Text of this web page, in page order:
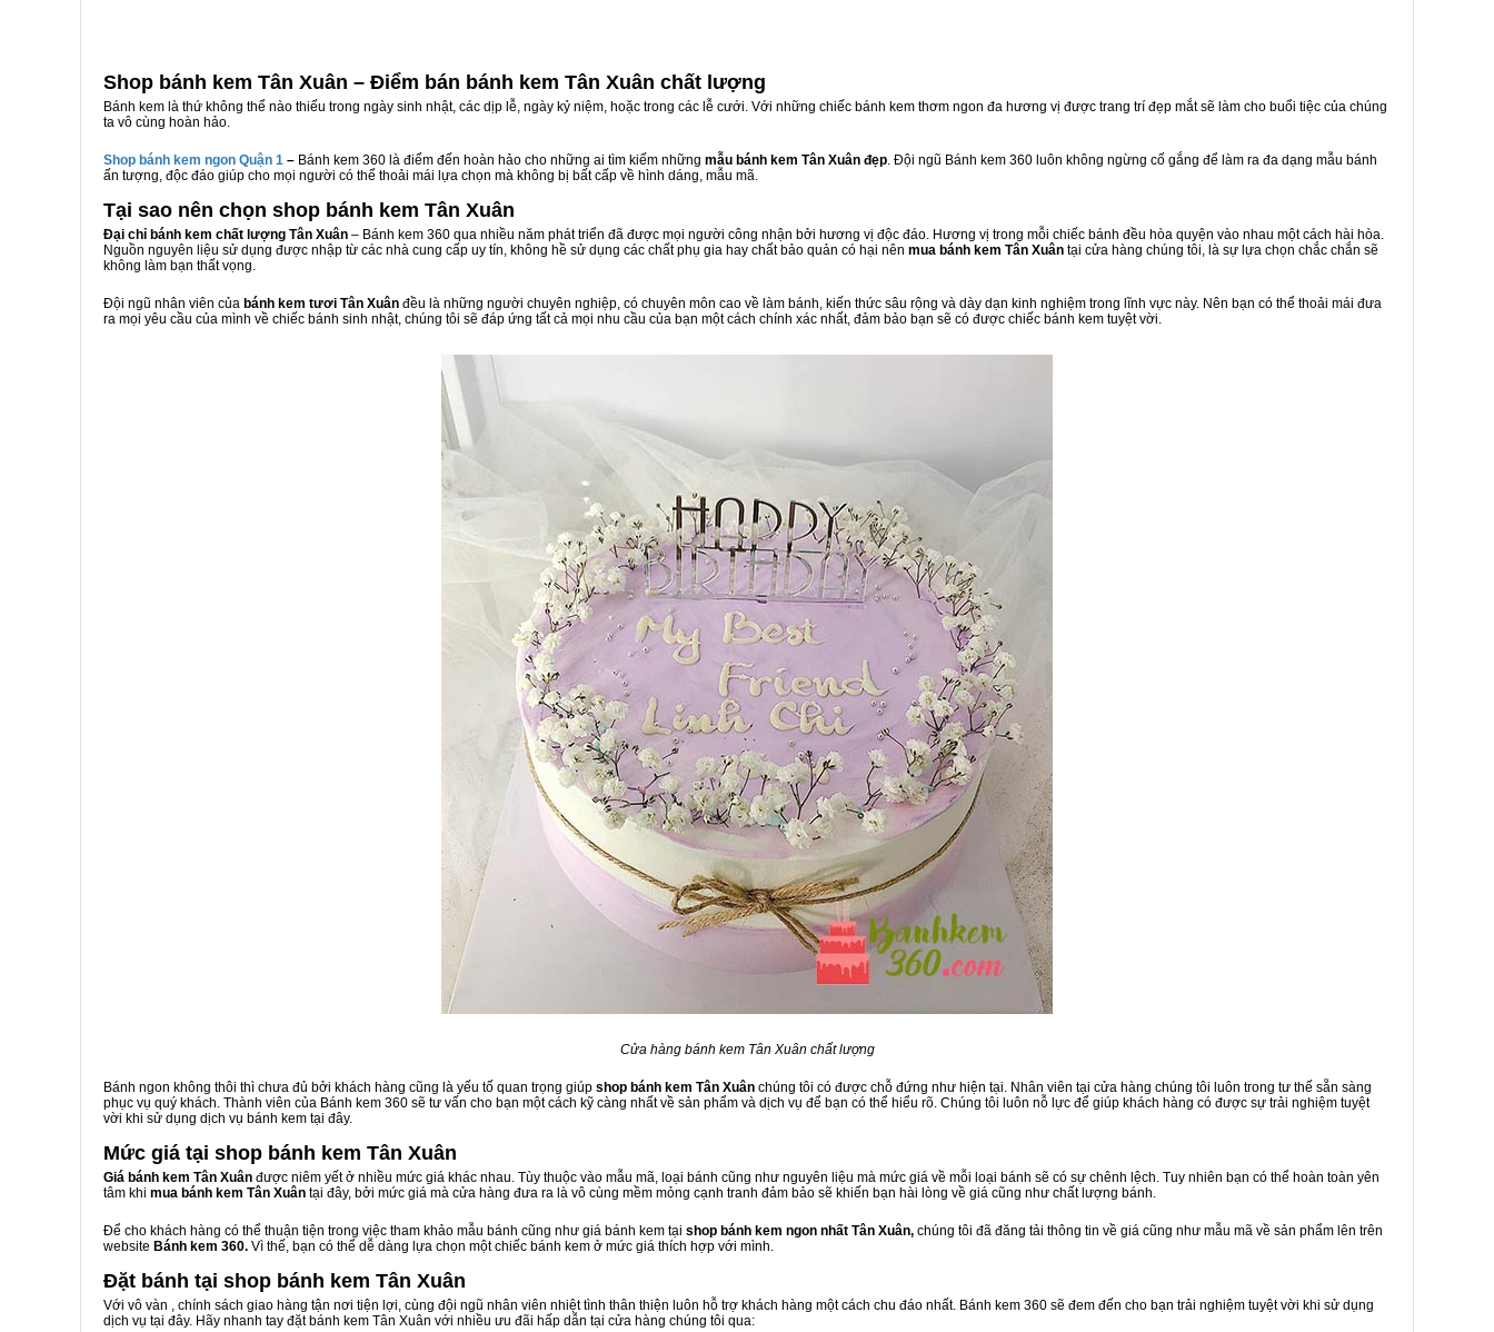
Shop bánh kem Tân Xuân – Điểm bán bánh kem Tân Xuân chất lượng
Bánh kem là thứ không thể nào thiếu trong ngày sinh nhật, các dịp lễ, ngày kỷ niệm, hoặc trong các lễ cưới. Với những chiếc bánh kem thơm ngon đa hương vị được trang trí đẹp mắt sẽ làm cho buổi tiệc của chúng
ta vô cùng hoàn hảo.
Shop bánh kem ngon Quận 1 – Bánh kem 360 là điểm đến hoàn hảo cho những ai tìm kiếm những mẫu bánh kem Tân Xuân đẹp. Đội ngũ Bánh kem 360 luôn không ngừng cố gắng để làm ra đa dạng mẫu bánh
ấn tượng, độc đáo giúp cho mọi người có thể thoải mái lựa chọn mà không bị bất cấp về hình dáng, mẫu mã.
Tại sao nên chọn shop bánh kem Tân Xuân
Đại chỉ bánh kem chất lượng Tân Xuân – Bánh kem 360 qua nhiều năm phát triển đã được mọi người công nhận bởi hương vị độc đáo. Hương vị trong mỗi chiếc bánh đều hòa quyện vào nhau một cách hài hòa.
Nguồn nguyên liệu sử dụng được nhập từ các nhà cung cấp uy tín, không hề sử dụng các chất phụ gia hay chất bảo quản có hại nên mua bánh kem Tân Xuân tại cửa hàng chúng tôi, là sự lựa chọn chắc chắn sẽ
không làm bạn thất vọng.
Đội ngũ nhân viên của bánh kem tươi Tân Xuân đều là những người chuyên nghiệp, có chuyên môn cao về làm bánh, kiến thức sâu rộng và dày dạn kinh nghiệm trong lĩnh vực này. Nên bạn có thể thoải mái đưa
ra mọi yêu cầu của mình về chiếc bánh sinh nhật, chúng tôi sẽ đáp ứng tất cả mọi nhu cầu của bạn một cách chính xác nhất, đảm bảo bạn sẽ có được chiếc bánh kem tuyệt vời.
Cửa hàng bánh kem Tân Xuân chất lượng
Bánh ngon không thôi thì chưa đủ bởi khách hàng cũng là yếu tố quan trọng giúp shop bánh kem Tân Xuân chúng tôi có được chỗ đứng như hiện tại. Nhân viên tại cửa hàng chúng tôi luôn trong tư thế sẵn sàng
phục vụ quý khách. Thành viên của Bánh kem 360 sẽ tư vấn cho bạn một cách kỹ càng nhất về sản phẩm và dịch vụ để bạn có thể hiểu rõ. Chúng tôi luôn nỗ lực để giúp khách hàng có được sự trải nghiệm tuyệt
vời khi sử dụng dịch vụ bánh kem tại đây.
Mức giá tại shop bánh kem Tân Xuân
Giá bánh kem Tân Xuân được niêm yết ở nhiều mức giá khác nhau. Tùy thuộc vào mẫu mã, loại bánh cũng như nguyên liệu mà mức giá về mỗi loại bánh sẽ có sự chênh lệch. Tuy nhiên bạn có thể hoàn toàn yên
tâm khi mua bánh kem Tân Xuân tại đây, bởi mức giá mà cửa hàng đưa ra là vô cùng mềm mỏng cạnh tranh đảm bảo sẽ khiến bạn hài lòng về giá cũng như chất lượng bánh.
Để cho khách hàng có thể thuận tiện trong việc tham khảo mẫu bánh cũng như giá bánh kem tại shop bánh kem ngon nhất Tân Xuân, chúng tôi đã đăng tải thông tin về giá cũng như mẫu mã về sản phẩm lên trên
website Bánh kem 360. Vì thế, bạn có thể dễ dàng lựa chọn một chiếc bánh kem ở mức giá thích hợp với mình.
Đặt bánh tại shop bánh kem Tân Xuân
Với vô vàn , chính sách giao hàng tận nơi tiện lợi, cùng đội ngũ nhân viên nhiệt tình thân thiện luôn hỗ trợ khách hàng một cách chu đáo nhất. Bánh kem 360 sẽ đem đến cho bạn trải nghiệm tuyệt vời khi sử dụng
dịch vụ tại đây. Hãy nhanh tay đặt bánh kem Tân Xuân với nhiều ưu đãi hấp dẫn tại cửa hàng chúng tôi qua: